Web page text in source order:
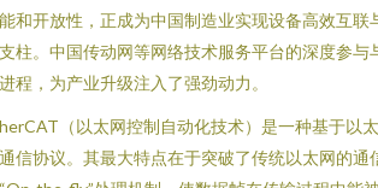
和开放性，正成为中国制造业实现设备高效互联
柱。中国传动网等网络技术服务平台的深度参与
程，为产业升级注入了强劲动力。
（以太网控制自动化技术）是一种基于以
信协议。其最大特点在于突破了传统以太网的通